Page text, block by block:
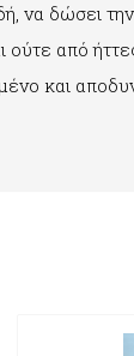
να δώσει
ούτε από
και